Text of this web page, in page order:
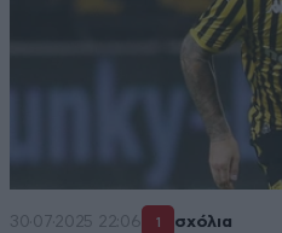
30·07·2025 22:06 1 σχόλια